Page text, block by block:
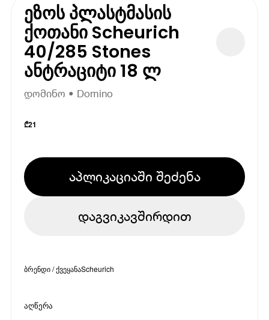
ეზოს პლასტმასის
ქოთანი Scheurich
40/285 Stones
ანტრაციტი 18 ლ
დომინო • Domino
₾21
აპლიკაციაში შეძენა
დაგვიკავშირდით
ბრენდი / ქვეყანაScheurich
აღწერა